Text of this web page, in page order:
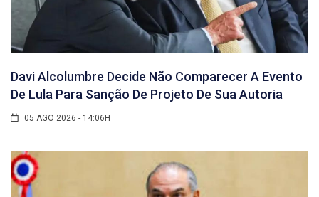
Davi Alcolumbre Decide Não Comparecer A Evento
De Lula Para Sanção De Projeto De Sua Autoria
05 AGO 2026 - 14:06H